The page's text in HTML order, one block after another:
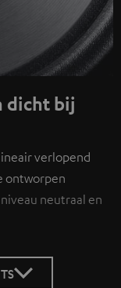
dicht bij
verlopend
ontworpen
neutraal en